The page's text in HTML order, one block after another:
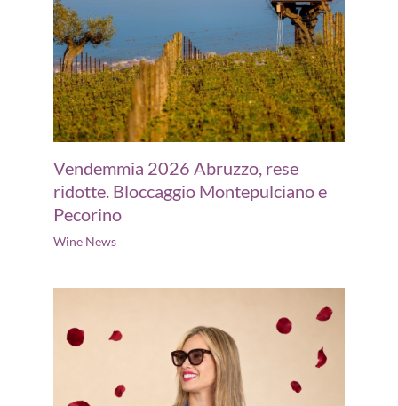
Vendemmia 2026 Abruzzo, rese
ridotte. Bloccaggio Montepulciano e
Pecorino
Wine News